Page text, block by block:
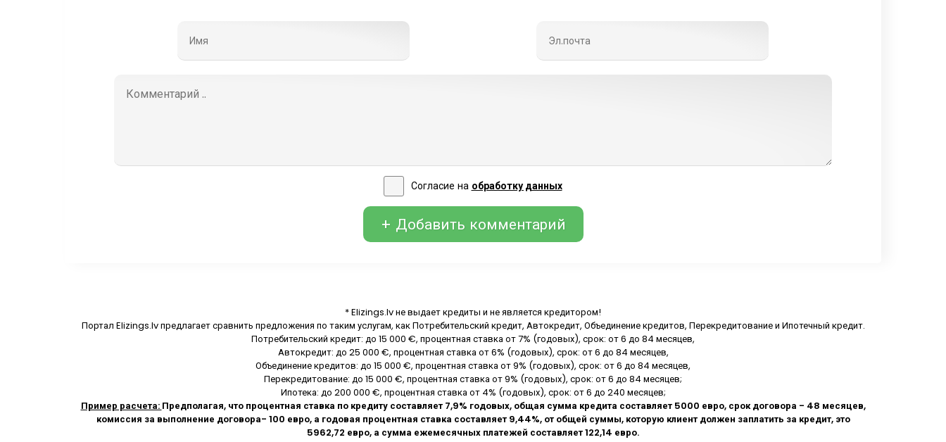
Согласие на обработку данных
+ Добавить комментарий
* Elizings.lv не выдает кредиты и не является кредитором!
Портал Elizings.lv предлагает сравнить предложения по таким услугам, как Потребительский кредит, Автокредит, Объединение кредитов, Перекредитование и Ипотечный кредит.
Потребительский кредит: до 15 000 €, процентная ставка от 7% (годовых), срок: от 6 до 84 месяцев,
Автокредит: до 25 000 €, процентная ставка от 6% (годовых), срок: от 6 до 84 месяцев,
Объединение кредитов: до 15 000 €, процентная ставка от 9% (годовых), срок: от 6 до 84 месяцев,
Перекредитование: до 15 000 €, процентная ставка от 9% (годовых), срок: от 6 до 84 месяцев;
Ипотека: до 200 000 €, процентная ставка от 4% (годовых), срок: от 6 до 240 месяцев;
Пример расчета: Предполагая, что процентная ставка по кредиту составляет 7,9% годовых, общая сумма кредита составляет 5000 евро, срок договора - 48 месяцев,
комиссия за выполнение договора- 100 евро, а годовая процентная ставка составляет 9,44%, от общей суммы, которую клиент должен заплатить за кредит, это
5962,72 евро, а сумма ежемесячных платежей составляет 122,14 евро.